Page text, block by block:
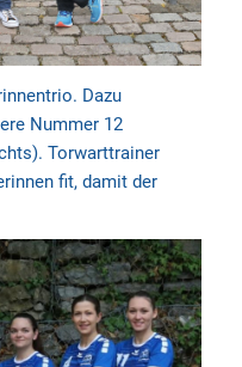
Dazu
Nummer 12
Torwarttrainer
fit, damit der